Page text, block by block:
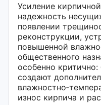
Усиление
надежность
появлении
реконструкции,
повышенной
общественного
особенно
создают
износ кирпича и